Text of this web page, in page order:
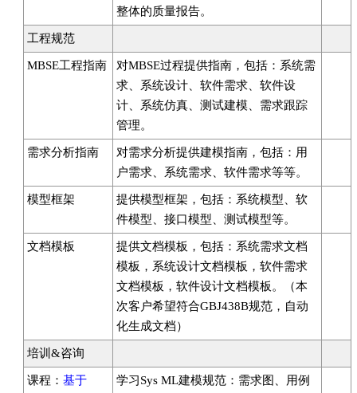
整体的质量报告。
工程规范
MBSE工程指南
对MBSE过程提供指南，包括：系统需
求、系统设计、软件需求、软件设
计、系统仿真、测试建模、需求跟踪
管理。
需求分析指南
对需求分析提供建模指南，包括：用
户需求、系统需求、软件需求等等。
模型框架
提供模型框架，包括：系统模型、软
件模型、接口模型、测试模型等。
文档模板
提供文档模板，包括：系统需求文档
模板，系统设计文档模板，软件需求
文档模板，软件设计文档模板。（本
次客户希望符合GBJ438B规范，自动
化生成文档）
培训&咨询
课程： 基于
学习Sys ML建模规范：需求图、用例